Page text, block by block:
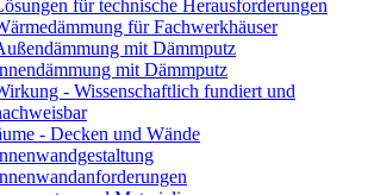
für technische Herausforderungen
für Fachwerkhäuser
mit Dämmputz
mit Dämmputz
- Wissenschaftlich fundiert und
- Decken und Wände